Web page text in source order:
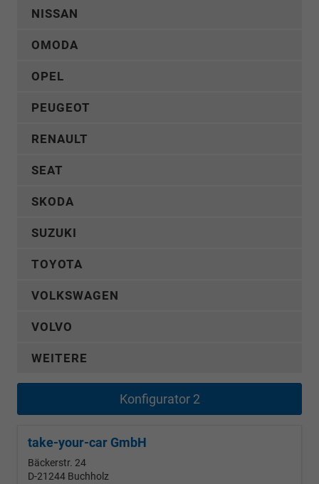
NISSAN
OMODA
OPEL
PEUGEOT
RENAULT
SEAT
SKODA
SUZUKI
TOYOTA
VOLKSWAGEN
VOLVO
WEITERE
Konfigurator 2
take-your-car GmbH
Bäckerstr. 24
D-21244 Buchholz